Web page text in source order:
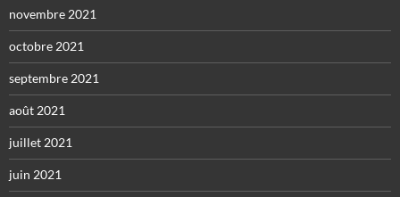
novembre 2021
octobre 2021
septembre 2021
août 2021
juillet 2021
juin 2021